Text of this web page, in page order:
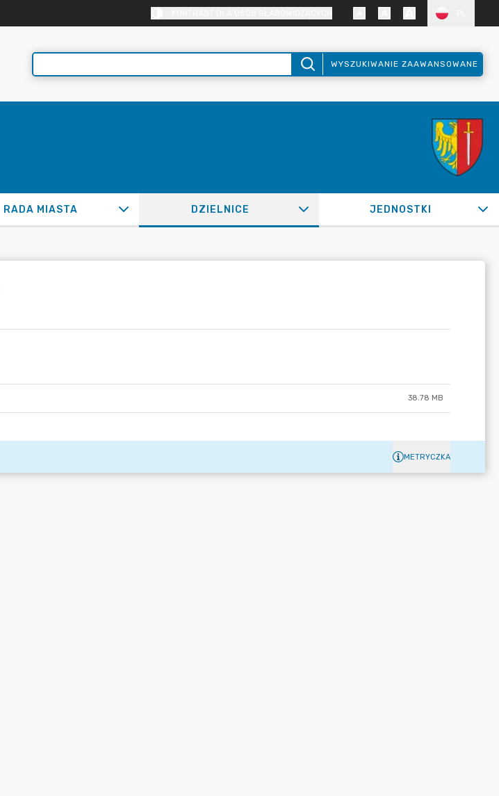
WYSZUKIWANIE ZAAWANSOWANE
RADA MIASTA DZIELNICE JEDNOSTKI
38.78 MB
METRYCZKA